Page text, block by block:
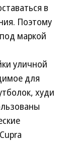
в
Поэтому
маркой
уличной
для
худи